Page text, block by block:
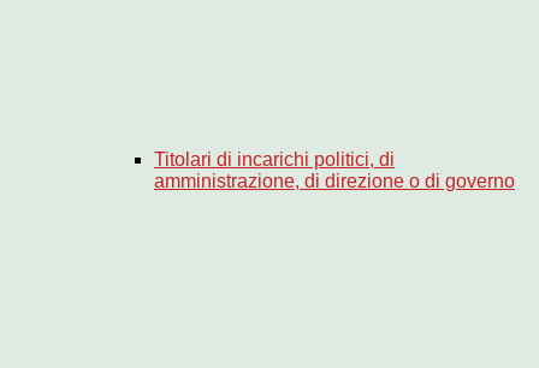
Titolari di incarichi politici, di
amministrazione, di direzione o di governo